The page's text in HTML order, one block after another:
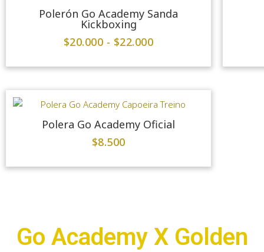
Polerón Go Academy Sanda
Kickboxing
$20.000 - $22.000
Polera Go Academy Oficial
$8.500
Go Academy X Golden